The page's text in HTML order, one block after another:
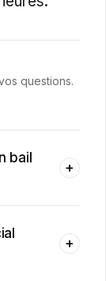
questions.
bail
+
+